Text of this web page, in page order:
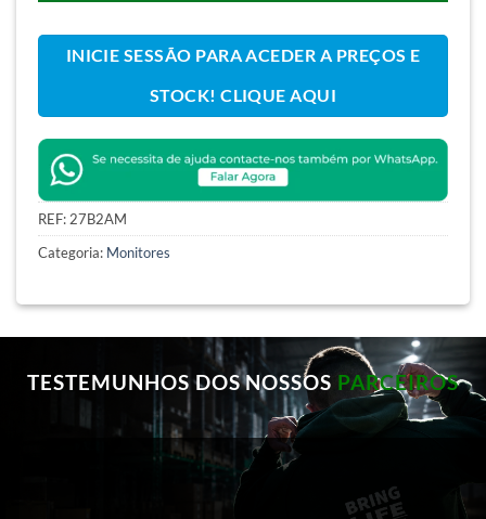
INICIE SESSÃO PARA ACEDER A PREÇOS E
STOCK! CLIQUE AQUI
REF:27B2AM
Categoria: Monitores
TESTEMUNHOS DOS NOSSOS PARCEIROS